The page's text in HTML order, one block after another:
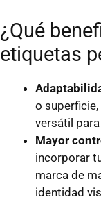
¿Qué
etiquetas
o
versátil
Mayor
incorporar
marca de
identidad